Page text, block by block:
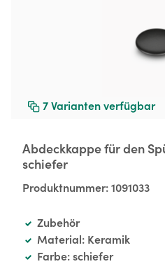
7 Varianten verfügbar
Abdeckkappe für den
schiefer
Produktnummer:1091033
Zubehör
Material: Keramik
Farbe: schiefer